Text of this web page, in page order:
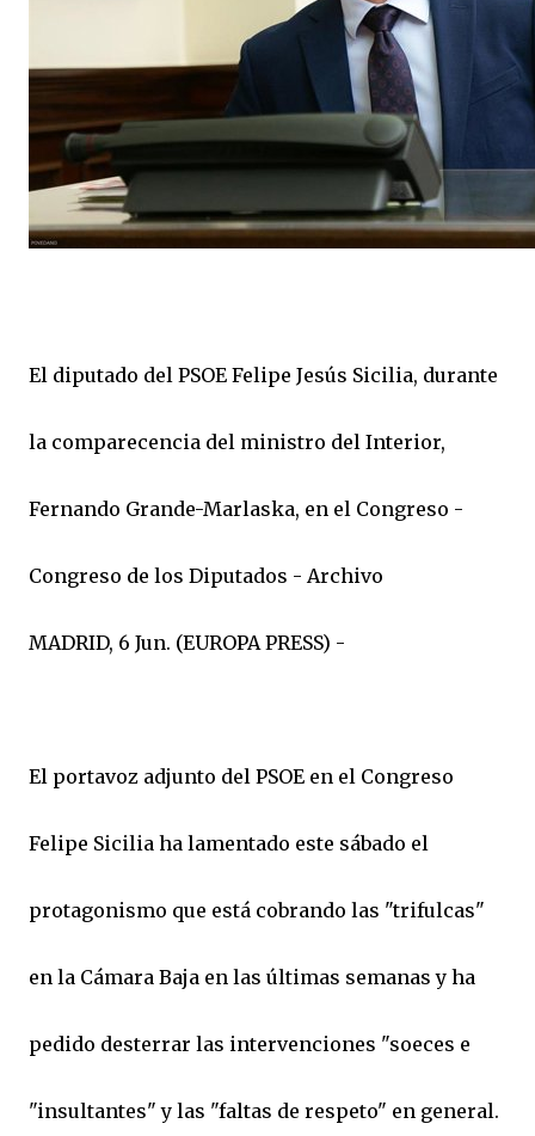
El diputado del PSOE Felipe Jesús Sicilia, durante
la comparecencia del ministro del Interior,
Fernando Grande-Marlaska, en el Congreso -
Congreso de los Diputados - Archivo
MADRID, 6 Jun. (EUROPA PRESS) -
El portavoz adjunto del PSOE en el Congreso
Felipe Sicilia ha lamentado este sábado el
protagonismo que está cobrando las "trifulcas"
en la Cámara Baja en las últimas semanas y ha
pedido desterrar las intervenciones "soeces e
"insultantes" y las "faltas de respeto" en general.